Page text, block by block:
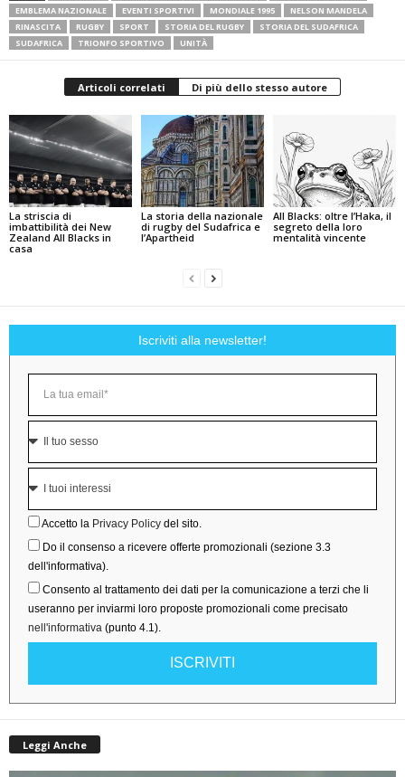
EMBLEMA NAZIONALE
EVENTI SPORTIVI MONDIALE 1995
NELSON MANDELA
RINASCITA
RUGBY SPORT STORIA DEL RUGBY
STORIA DEL SUDAFRICA
SUDAFRICA
TRIONFO SPORTIVO UNITÀ
Articoli correlati Di più dello stesso autore
La striscia di
imbattibilità dei New
Zealand All Blacks in
casa
La storia della nazionale
di rugby del Sudafrica e
l’Apartheid
All Blacks: oltre l’Haka, il
segreto della loro
mentalità vincente
Iscriviti alla newsletter!
Accetto la Privacy Policy del sito.
Do il consenso a ricevere offerte promozionali (sezione 3.3
dell'informativa).
Consento al trattamento dei dati per la comunicazione a terzi che li
useranno per inviarmi loro proposte promozionali come precisato
nell'informativa (punto 4.1).
ISCRIVITI
Leggi Anche